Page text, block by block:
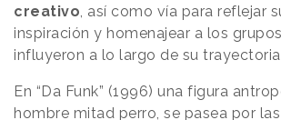
creativo, así como vía para reflejar
inspiración y homenajear a los
influyeron a lo largo de su
En “Da Funk” (1996) una figura
hombre mitad perro, se pasea por